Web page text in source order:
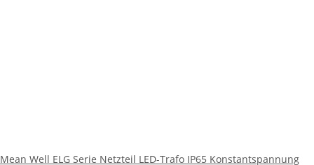
Mean Well ELG Serie Netzteil LED-Trafo IP65 Konstantspannung